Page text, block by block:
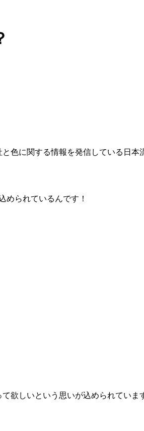
色に関する情報を発信している日
められているんです！
欲しいという思いが込められていま